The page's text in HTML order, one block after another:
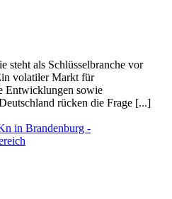
steht als Schlüsselbranche vor
volatiler Markt für
Entwicklungen sowie
rücken die Frage [...]
in Brandenburg -